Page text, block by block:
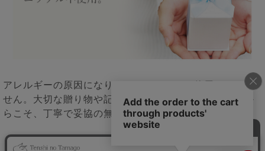
アレルギーの原因になりやすいニッケルは使用していま
せん。大切な贈り物や記念にお選び頂くジュエリーだか
らこそ、丁寧で妥協の無いものづくりを続けています。